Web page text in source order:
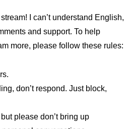
I can’t understand English,
and support. To help
more, please follow these rules:
don’t respond. Just block,
please don’t bring up